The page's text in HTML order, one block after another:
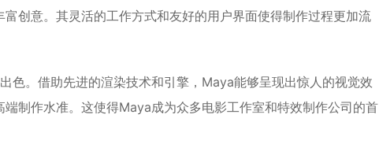
创意。其灵活的工作方式和友好的用户界面使得制作过程更加流
色。借助先进的渲染技术和引擎，Maya能够呈现出惊人的视觉效
制作水准。这使得Maya成为众多电影工作室和特效制作公司的首